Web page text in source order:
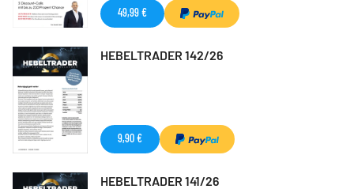
49,99 €
HEBELTRADER 142/26
9,90 €
HEBELTRADER 141/26